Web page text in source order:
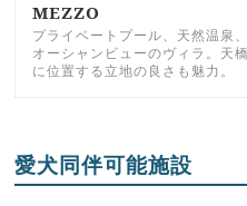
MEZZO
プライベートプール、天然温泉
オーシャンビューのヴィラ。天
に位置する立地の良さも魅力。
愛犬同伴可能施設